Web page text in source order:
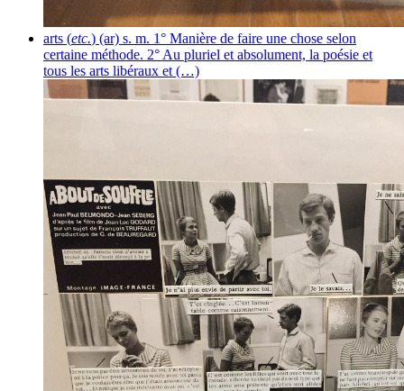
arts (etc.) (ar) s. m. 1° Manière de faire une chose selon
certaine méthode. 2° Au pluriel et absolument, la poésie et
tous les arts libéraux et (…)